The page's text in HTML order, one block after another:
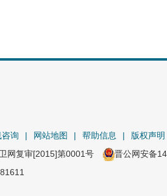
询 | 网站地图 | 帮助信息 |
版权声明
网复审[2015]第0001号
晋公网安备